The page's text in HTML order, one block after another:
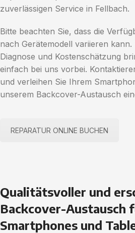
zuverlässigen Service in Fellbach.
Bitte beachten Sie, dass die
nach Gerätemodell variieren kann.
Diagnose und Kostenschätzung
einfach bei uns vorbei.
und verleihen Sie Ihrem
unserem Backcover-Austausch
REPARATUR ONLINE BUCHEN
Qualitätsvoller und
Backcover-Austausch
Smartphones und